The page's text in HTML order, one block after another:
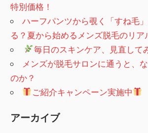
特別価格！
ハーフパンツから覗く「すね毛
る？夏から始めるメンズ脱毛のリア
毎日のスキンケア、見直して
メンズが脱毛サロンに通うと、
のか？
ご紹介キャンペーン実施中
アーカイブ